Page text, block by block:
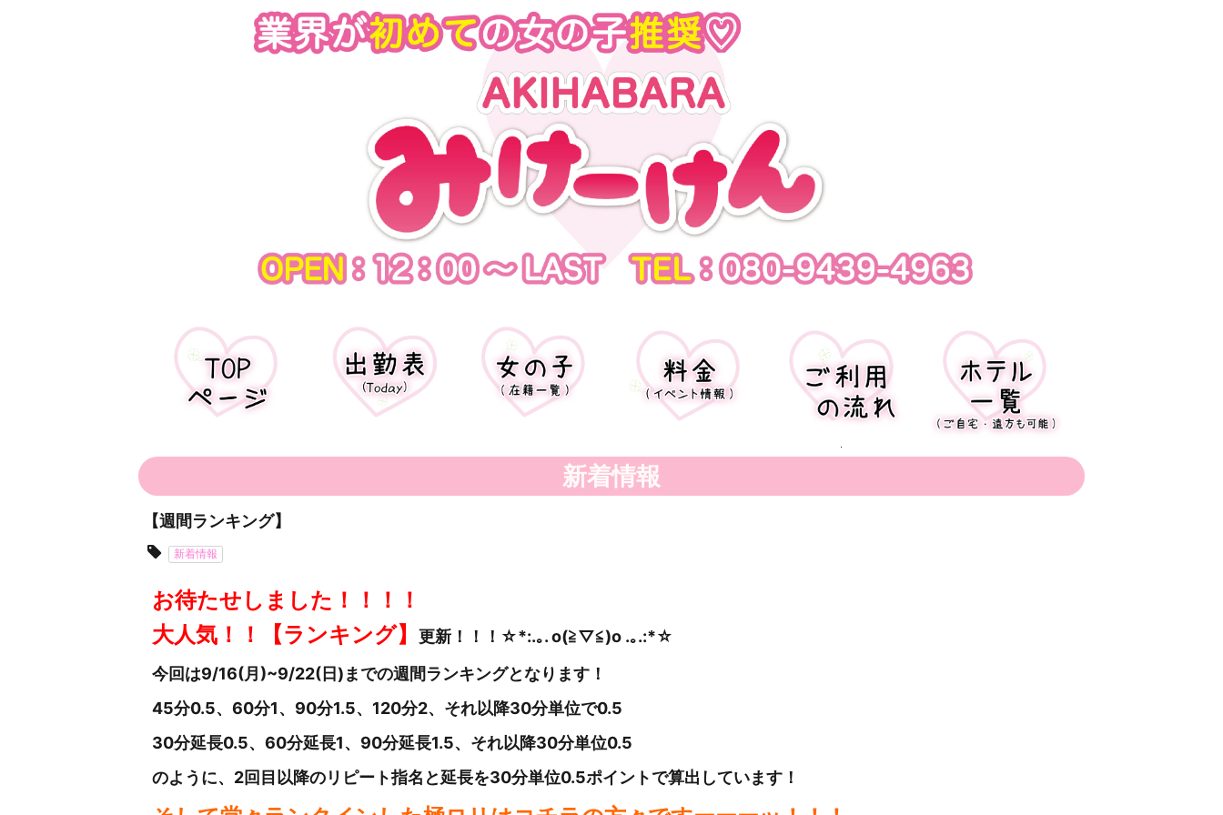
新着情報
【週間ランキング】
新着情報
お待たせしました！！！！
大人気！！【ランキング】
更新 ！！！☆*:.｡. o(≧▽≦)o .｡.:*☆
今回は9/16(月)~9/22(日)までの週間ランキングとなります！
45分0.5、60分1、90分1.5、120分2、それ以降30分単位で0.5
30分延長0.5、60分延長1、90分延長1.5、それ以降30分単位0.5
のように、2回目以降のリピート指名と延長を30分単位0.5ポイントで算出しています！